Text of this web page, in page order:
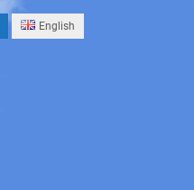
English